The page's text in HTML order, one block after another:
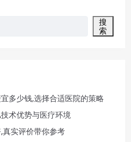
搜
索
多少钱,选择合适医院的策略
术优势与医疗环境
真实评价带你参考